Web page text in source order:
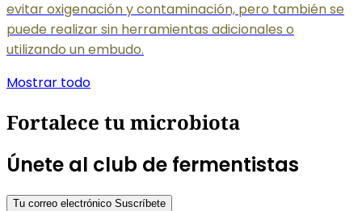
evitar oxigenación y contaminación, pero también se
puede realizar sin herramientas adicionales o
utilizando un embudo.
Mostrar todo
Fortalece tu microbiota
Únete al club de fermentistas
Tu correo electrónico Suscríbete